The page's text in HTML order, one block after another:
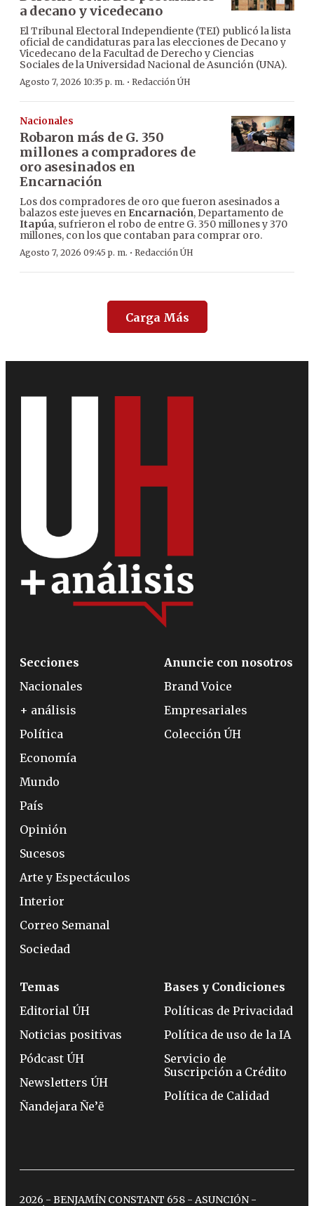
a decano y vicedecano
El Tribunal Electoral Independiente (TEI) publicó la lista
oficial de candidaturas para las elecciones de Decano y
Vicedecano de la Facultad de Derecho y Ciencias
Sociales de la Universidad Nacional de Asunción (UNA).
Agosto 7, 2026 10:35 p. m. · Redacción ÚH
Nacionales
Robaron más de G. 350
millones a compradores de
oro asesinados en
Encarnación
Los dos compradores de oro que fueron asesinados a
balazos este jueves en Encarnación, Departamento de
Itapúa, sufrieron el robo de entre G. 350 millones y 370
millones, con los que contaban para comprar oro.
Agosto 7, 2026 09:45 p. m. · Redacción ÚH
Carga Más
Secciones
Nacionales
+ análisis
Política
Economía
Mundo
País
Opinión
Sucesos
Arte y Espectáculos
Interior
Correo Semanal
Sociedad
Anuncie con nosotros
Brand Voice
Empresariales
Colección ÚH
Temas
Editorial ÚH
Noticias positivas
Pódcast ÚH
Newsletters ÚH
Ñandejara Ñe’ẽ
Bases y Condiciones
Políticas de Privacidad
Política de uso de la IA
Servicio de
Suscripción a Crédito
Política de Calidad
2026 - BENJAMÍN CONSTANT 658 - ASUNCIÓN -